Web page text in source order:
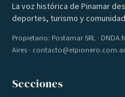
La voz histórica de Pinamar
deportes, turismo y
Propietario: Postamar SRL · DNDA
Aires · contacto@elpionero.com.ar
Secciones